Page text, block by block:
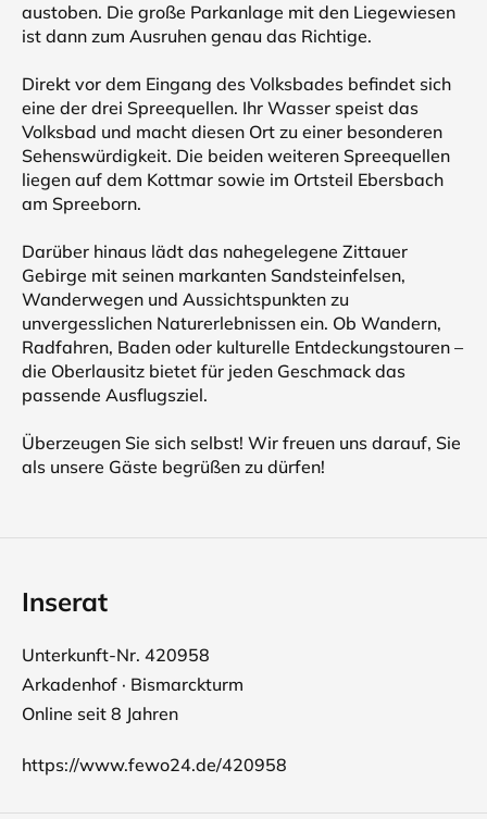
austoben. Die große Parkanlage mit den Liegewiesen
ist dann zum Ausruhen genau das Richtige.
Direkt vor dem Eingang des Volksbades befindet sich
eine der drei Spreequellen. Ihr Wasser speist das
Volksbad und macht diesen Ort zu einer besonderen
Sehenswürdigkeit. Die beiden weiteren Spreequellen
liegen auf dem Kottmar sowie im Ortsteil Ebersbach
am Spreeborn.
Darüber hinaus lädt das nahegelegene Zittauer
Gebirge mit seinen markanten Sandsteinfelsen,
Wanderwegen und Aussichtspunkten zu
unvergesslichen Naturerlebnissen ein. Ob Wandern,
Radfahren, Baden oder kulturelle Entdeckungstouren –
die Oberlausitz bietet für jeden Geschmack das
passende Ausflugsziel.
Überzeugen Sie sich selbst! Wir freuen uns darauf, Sie
als unsere Gäste begrüßen zu dürfen!
Inserat
Unterkunft-Nr. 420958
Arkadenhof · Bismarckturm
Online seit 8 Jahren
https://www.fewo24.de/420958